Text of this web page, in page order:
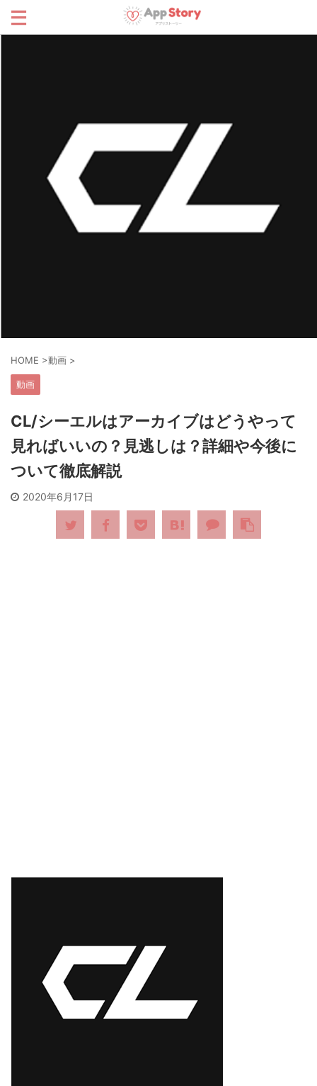
HOME >動画 >
動画
CL/シーエルはアーカイブはどうやって
見ればいいの？見逃しは？詳細や今後に
ついて徹底解説
2020年6月17日